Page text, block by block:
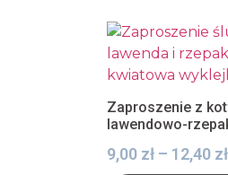
Zaproszenie z
lawendowo-
9,00 zł – 12,40 zł